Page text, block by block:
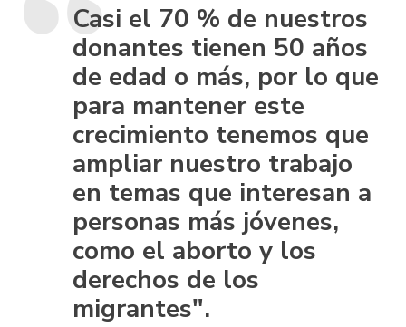
Casi el 70 % de nuestros
donantes tienen 50 años
de edad o más, por lo que
para mantener este
crecimiento tenemos que
ampliar nuestro trabajo
en temas que interesan a
personas más jóvenes,
como el aborto y los
derechos de los
migrantes".